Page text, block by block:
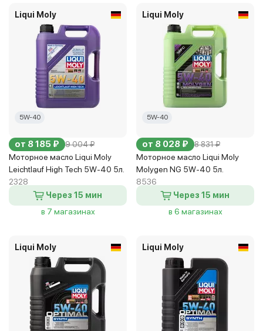
Liqui Moly
5W-40
от 8 185 ₽ 9 004 ₽
Моторное масло Liqui Moly
Leichtlauf High Tech 5W-40 5л.
2328
Через 15 мин
в 7 магазинах
Liqui Moly
5W-40
от 8 028 ₽ 8 831 ₽
Моторное масло Liqui Moly
Molygen NG 5W-40 5л.
8536
Через 15 мин
в 6 магазинах
Liqui Moly Liqui Moly